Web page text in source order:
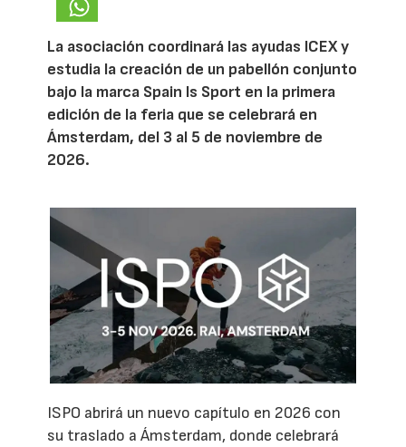
La asociación coordinará las ayudas ICEX y
estudia la creación de un pabellón conjunto
bajo la marca Spain Is Sport en la primera
edición de la feria que se celebrará en
Ámsterdam, del 3 al 5 de noviembre de
2026.
ISPO abrirá un nuevo capítulo en 2026 con
su traslado a Ámsterdam, donde celebrará